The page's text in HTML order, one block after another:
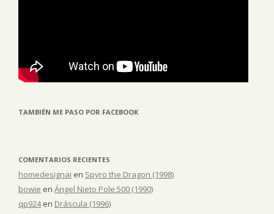
TAMBIÉN ME PASO POR FACEBOOK
COMENTARIOS RECIENTES
homedesignai en Spyro the Dragon (1998)
bowie en Ángel Nieto Pole 500 (1990)
qp924en Dráscula (1996)